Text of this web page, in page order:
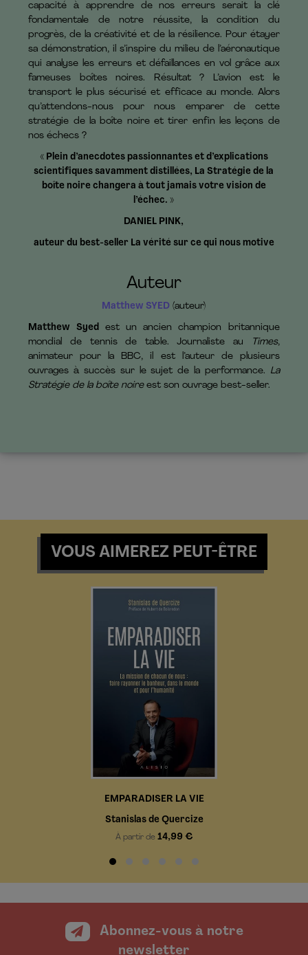
capacité à apprendre de nos erreurs serait la clé
fondamentale de notre réussite, la condition du
progrès, de la créativité et de la résilience. Pour étayer
sa démonstration, il s’inspire du milieu de l’aéronautique
qui analyse les erreurs et défaillances en vol grâce aux
fameuses boîtes noires. Résultat ? L’avion est le
transport le plus sécurisé et efficace au monde. Alors
qu’attendons-nous pour nous emparer de cette
stratégie de la boîte noire et tirer enfin les leçons de
nos échecs ?
« Plein d’anecdotes passionnantes et d’explications
scientifiques savamment distillées, La Stratégie de la
boîte noire changera à tout jamais votre vision de
l’échec. »
DANIEL PINK,
auteur du best-seller La vérité sur ce qui nous motive
Auteur
Matthew SYED (auteur)
Matthew Syedest un ancien champion britannique
mondial de tennis de table. Journaliste au
Times,
animateur pour la BBC, il est l’auteur de plusieurs
ouvrages à succès sur le sujet de la performance. La
Stratégie de la boîte noireest son ouvrage best-seller.
VOUS AIMEREZ PEUT-ÊTRE
EMPARADISER LA VIE
Stanislas de Quercize
À partir de 14,99 €
Abonnez-vous à notre
newsletter